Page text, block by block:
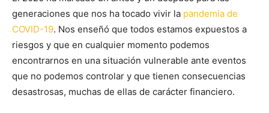
generaciones que nos ha tocado vivir la pandemia de
COVID-19. Nos enseñó que todos estamos expuestos a
riesgos y que en cualquier momento podemos
encontrarnos en una situación vulnerable ante eventos
que no podemos controlar y que tienen consecuencias
desastrosas, muchas de ellas de carácter financiero.